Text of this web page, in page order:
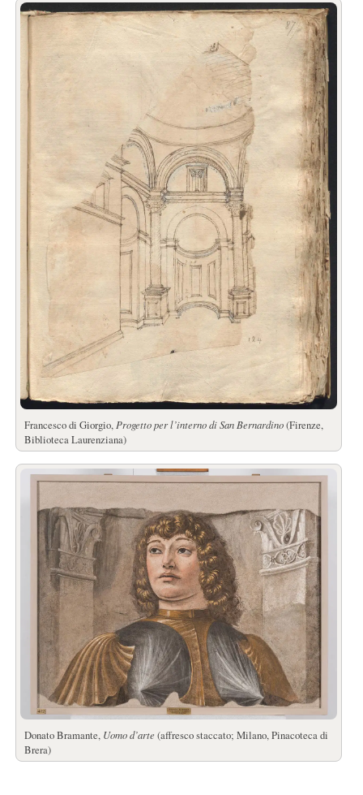
Francesco di Giorgio, Progetto per l’interno di San Bernardino(Firenze,
Biblioteca Laurenziana)
Donato Bramante, Uomo d’arte (affresco staccato; Milano, Pinacoteca di
Brera)